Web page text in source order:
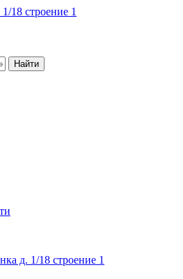
18 строение 1
Найти
д. 1/18 строение 1